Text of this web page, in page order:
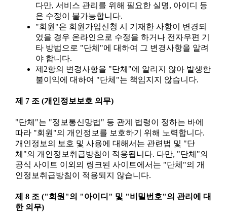
다만, 서비스 관리를 위해 필요한 실명, 아이디 등
은 수정이 불가능합니다.
"회원"은 회원가입신청 시 기재한 사항이 변경되
었을 경우 온라인으로 수정을 하거나 전자우편 기
타 방법으로 "단체"에 대하여 그 변경사항을 알려
야 합니다.
제2항의 변경사항을 "단체"에 알리지 않아 발생한
불이익에 대하여 "단체"는 책임지지 않습니다.
제 7 조 (개인정보보호 의무)
"단체"는 "정보통신망법" 등 관계 법령이 정하는 바에
따라 "회원"의 개인정보를 보호하기 위해 노력합니다.
개인정보의 보호 및 사용에 대해서는 관련법 및 "단
체"의 개인정보취급방침이 적용됩니다. 다만, "단체"의
공식 사이트 이외의 링크된 사이트에서는 "단체"의 개
인정보취급방침이 적용되지 않습니다.
제 8 조 ("회원"의 "아이디" 및 "비밀번호"의 관리에 대
한 의무)